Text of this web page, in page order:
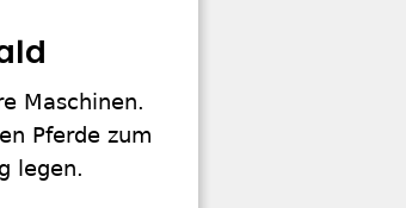
Maschinen.
Pferde zum
legen.